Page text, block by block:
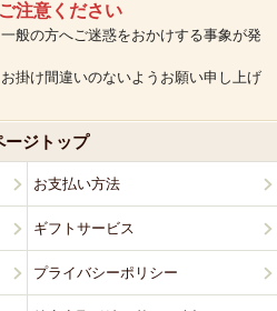
注意ください
般の方へご迷惑をおかけする事象が発
掛け間違いのないようお願い申し上げ
ージトップ
お支払い方法
ギフトサービス
プライバシーポリシー